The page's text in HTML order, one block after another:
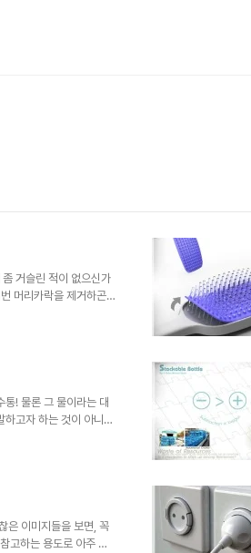
거슬린 적이 없으신가
머리카락을 제거하곤
습니다. 어느 분께서는
출처 :
라도 생활의..
! 물론 그 물이라는 대
고자 하는 것이 아니기
그런데, 생각을 하지 않
만든 것이나 다름없죠.
니다. ^^ Desi..
은 이미지들을 보면, 꼭
고하는 용도로 아주 요